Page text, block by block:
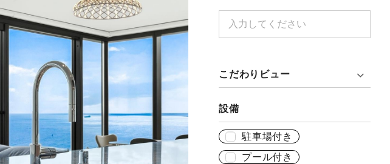
こだわりビュー
設備
駐車場付き
プール付き